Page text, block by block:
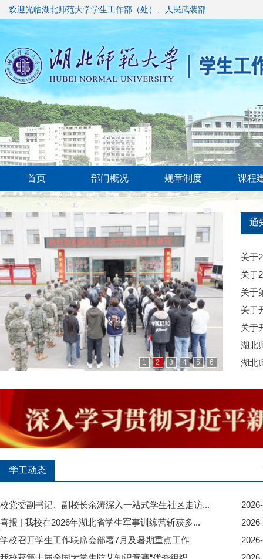
欢迎光临湖北师范大学学生工作部（处）、人民武装部
首页 部门概况 规章制度 课程
1 2 3 4 5 6
通
关于
关于
关于
关于
关于
湖北
湖北
学工动态
校党委副书记、副校长余涛深入一站式学生社区走访...
喜报 | 我校在2026年湖北省学生军事训练营斩获多...
学校召开学生工作联席会部署7月及暑期重点工作